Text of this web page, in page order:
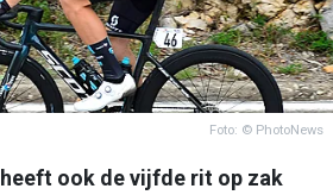
Foto: © PhotoNews
heeft ook de vijfde rit op zak